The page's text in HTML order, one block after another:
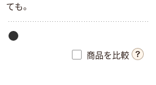
ても。
商品を比較